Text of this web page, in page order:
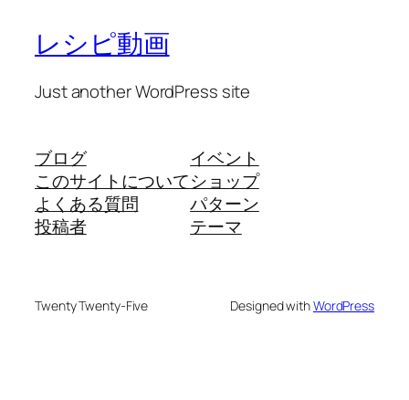
レシピ動画
Just another WordPress site
ブログ
このサイトについて
よくある質問
投稿者
イベント
ショップ
パターン
テーマ
Twenty Twenty-Five Designed withWordPress